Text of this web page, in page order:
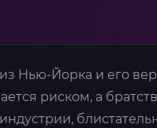
Нью-Йорка и его
риском, а